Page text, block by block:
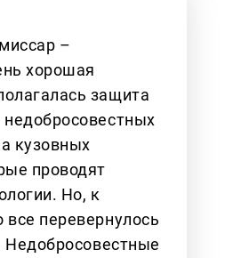
–
хорошая
защита
недобросовестных
кузовных
проводят
Но, к
перевернулось
Недобросовестные